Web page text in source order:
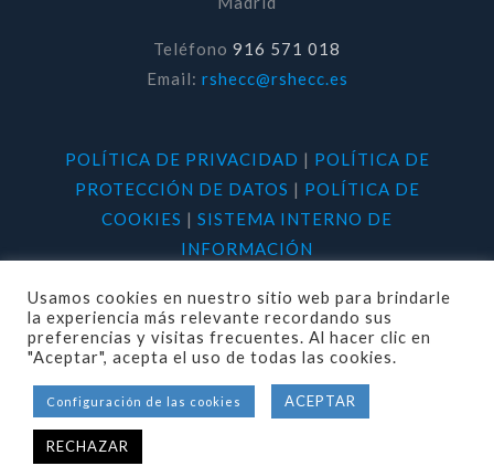
Teléfono 916 571 018
Email: rshecc@rshecc.es
POLÍTICA DE PRIVACIDAD | POLÍTICA DE
PROTECCIÓN DE DATOS | POLÍTICA DE
COOKIES | SISTEMA INTERNO DE
INFORMACIÓN
© 2020 RSHECC. Todos los derechos
reservados.
Usamos cookies en nuestro sitio web para brindarle
la experiencia más relevante recordando sus
preferencias y visitas frecuentes. Al hacer clic en
"Aceptar", acepta el uso de todas las cookies.
Configuración de las cookies ACEPTAR
RECHAZAR